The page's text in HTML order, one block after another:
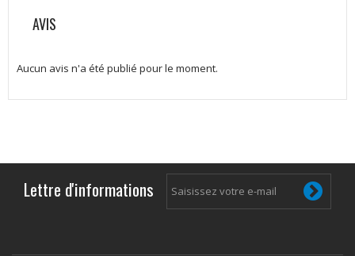
AVIS
Aucun avis n'a été publié pour le moment.
Lettre d'informations